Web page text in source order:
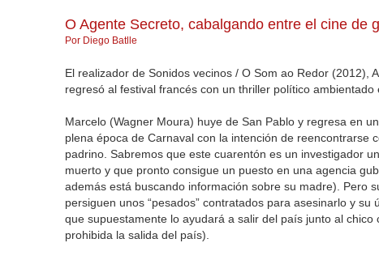
O Agente Secreto, cabalgando entre el cine de
Por Diego Batlle
El realizador de Sonidos vecinos / O Som ao Redor
regresó al festival francés con un thriller político
Marcelo (Wagner Moura) huye de San Pablo y regresa en
plena época de Carnaval con la intención de reencontrarse
padrino. Sabremos que este cuarentón es un investigador
muerto y que pronto consigue un puesto en una agencia
además está buscando información sobre su madre). Pero
persiguen unos “pesados” contratados para asesinarlo y
que supuestamente lo ayudará a salir del país junto al
prohibida la salida del país).